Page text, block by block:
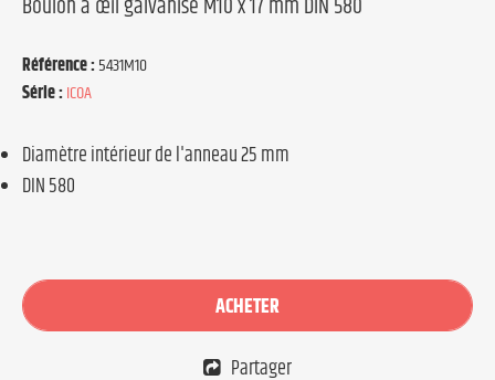
Boulon à œil galvanisé M10 x 17 mm DIN 580
Référence :5431M10
Série :ICOA
Diamètre intérieur de l'anneau 25 mm
DIN 580
ACHETER
Partager